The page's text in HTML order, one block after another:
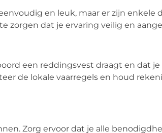
en leuk, maar er zijn enkele
zorgen dat je ervaring veilig en
een reddingsvest draagt en dat
de lokale vaarregels en houd
Zorg ervoor dat je alle